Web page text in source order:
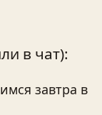
в чат):
завтра в